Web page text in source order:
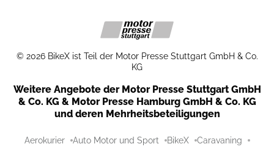
© 2026 BikeX ist Teil der Motor Presse Stuttgart GmbH & Co.
KG
Weitere Angebote der Motor Presse Stuttgart GmbH
& Co. KG & Motor Presse Hamburg GmbH & Co. KG
und deren Mehrheitsbeteiligungen
Aerokurier Auto Motor und Sport BikeX Caravaning